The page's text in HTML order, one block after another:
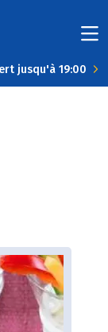
jusqu'à 19:00